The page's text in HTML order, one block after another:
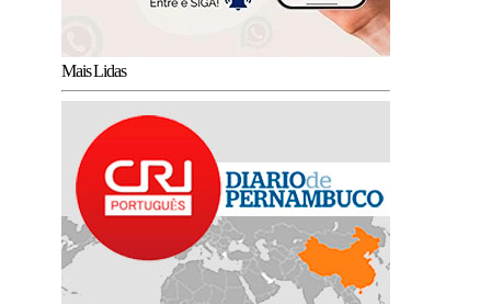
Mais Lidas